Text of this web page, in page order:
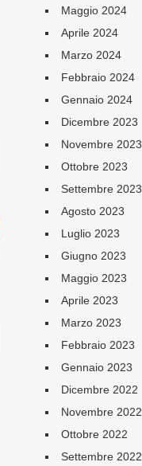
Maggio 2024
Aprile 2024
Marzo 2024
Febbraio 2024
Gennaio 2024
Dicembre 2023
Novembre 2023
Ottobre 2023
Settembre 2023
Agosto 2023
Luglio 2023
Giugno 2023
Maggio 2023
Aprile 2023
Marzo 2023
Febbraio 2023
Gennaio 2023
Dicembre 2022
Novembre 2022
Ottobre 2022
Settembre 2022